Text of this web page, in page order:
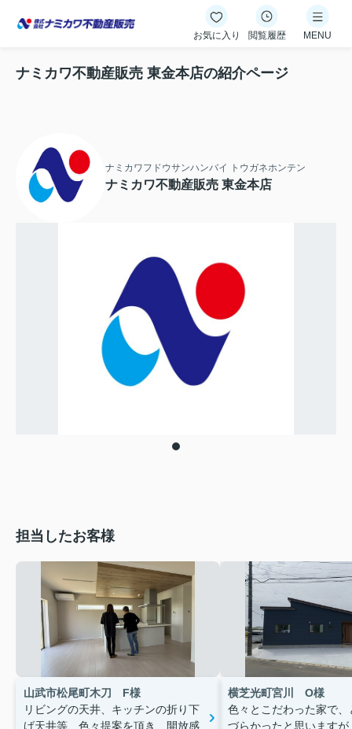
お気に入り 閲覧履歴 MENU
ナミカワ不動産販売 東金本店の紹介ページ
ナミカワフドウサンハンバイ トウガネホンテン
ナミカワ不動産販売 東金本店
担当したお客様
山武市松尾町木刀 F様
リビングの天井、キッチンの折り下
げ天井等、色々提案を頂き、開放感
横芝光町宮川 O様
色々とこだわった家で、
づらかったと思いますが